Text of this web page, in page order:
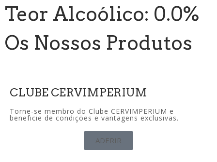
Teor Alcoólico: 0.0%
Os Nossos Produtos
CLUBE CERVIMPERIUM
Torne-se membro do Clube CERVIMPERIUM e
beneficie de condições e vantagens exclusivas.
ADERIR